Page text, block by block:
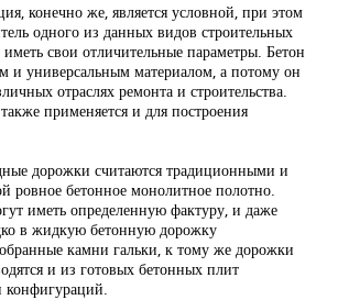
конечно же, является условной, при этом
одного из данных видов строительных
свои отличительные параметры. Бетон
и универсальным материалом, а потому он
отраслях ремонта и строительства.
применяется и для построения
дорожки считаются традиционными и
ровное бетонное монолитное полотно.
иметь определенную фактуру, и даже
в жидкую бетонную дорожку
камни гальки, к тому же дорожки
и из готовых бетонных плит